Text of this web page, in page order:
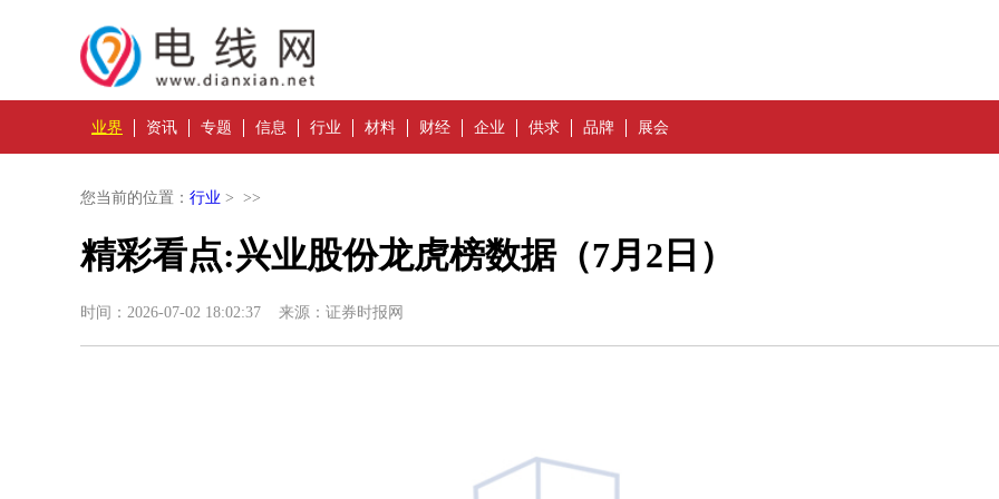
业界 资讯 专题 信息 行业 材料 财经 企业 供求 品牌 展会
您当前的位置： 行业 > >>
精彩看点:兴业股份龙虎榜数据（7月2日）
时间：2026-07-02 18:02:37 来源：证券时报网